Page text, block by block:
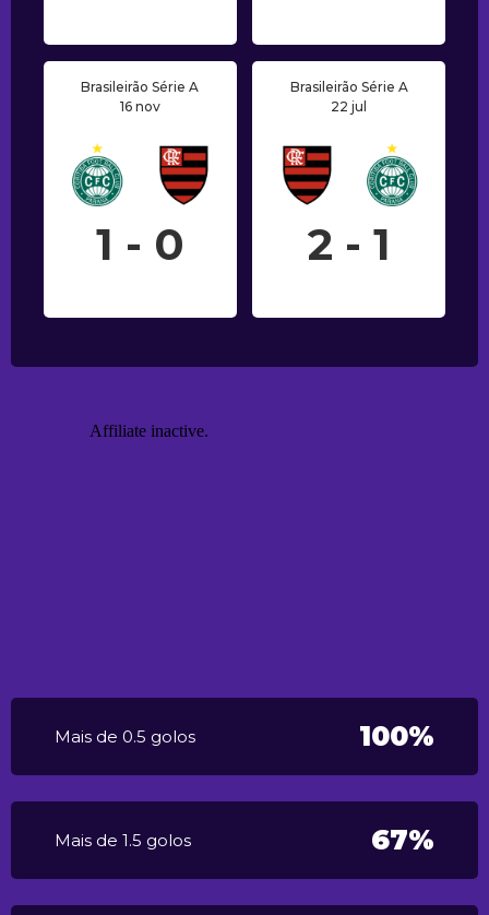
Brasileirão Série A
16 nov
1 - 0
Brasileirão Série A
22 jul
2 - 1
Mais de 0.5 golos 100%
Mais de 1.5 golos 67%